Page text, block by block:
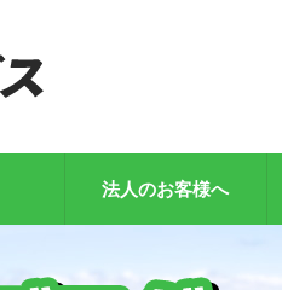
法人のお客様へ